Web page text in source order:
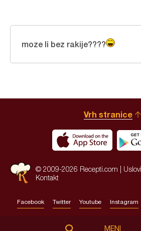
moze li bez rakije????
Vrh stranice
© 2009-2026 Recepti.com |
Kontakt
Facebook Twitter Youtube Instagram